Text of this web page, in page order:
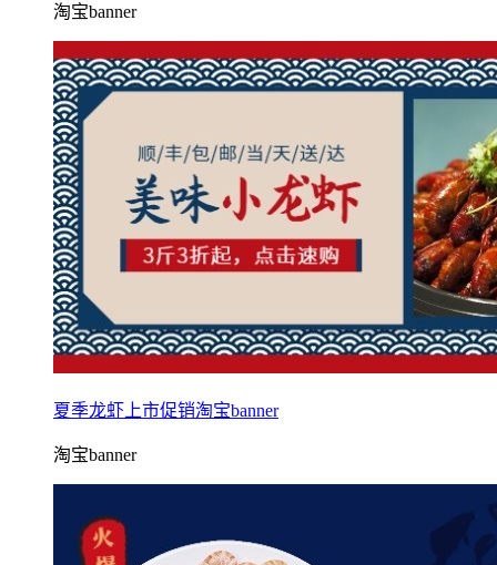
淘宝banner
夏季龙虾上市促销淘宝banner
淘宝banner